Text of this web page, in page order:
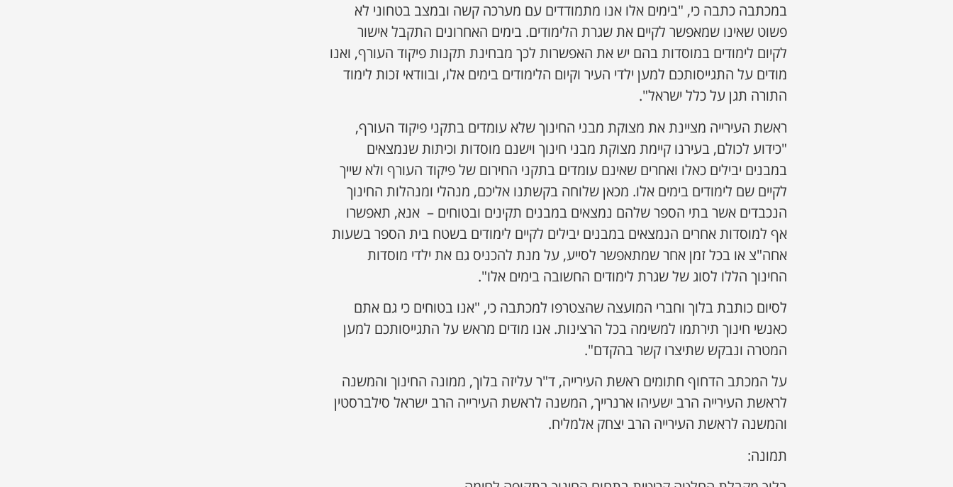
במכתבה כתבה כי, "בימים אלו אנו מתמודדים עם מערכה קשה ובמצב בטחוני לא
פשוט שאינו שמאפשר לקיים את שגרת הלימודים. בימים האחרונים התקבל אישור
לקיום לימודים במוסדות בהם יש את האפשרות לכך מבחינת תקנות פיקוד העורף, ואנו
מודים על התגייסותכם למען ילדי העיר וקיום הלימודים בימים אלו, ובוודאי זכות לימוד
התורה תגן על כלל ישראל".
ראשת העירייה מציינת את מצוקת מבני החינוך שלא עומדים בתקני פיקוד העורף,
"כידוע לכולם, בעירנו קיימת מצוקת מבני חינוך וישנם מוסדות וכיתות שנמצאים
במבנים יבילים כאלו ואחרים שאינם עומדים בתקני החירום של פיקוד העורף ולא שייך
לקיים שם לימודים בימים אלו. מכאן שלוחה בקשתנו אליכם, מנהלי ומנהלות החינוך
הנכבדים אשר בתי הספר שלהם נמצאים במבנים תקינים ובטוחים – אנא, תאפשרו
אף למוסדות אחרים הנמצאים במבנים יבילים לקיים לימודים בשטח בית הספר בשעות
אחה"צ או בכל זמן אחר שמתאפשר לסייע, על מנת להכניס גם את ילדי מוסדות
החינוך הללו לסוג של שגרת לימודים החשובה בימים אלו".
לסיום כותבת בלוך וחברי המועצה שהצטרפו למכתבה כי, "אנו בטוחים כי גם אתם
כאנשי חינוך תירתמו למשימה בכל הרצינות. אנו מודים מראש על התגייסותכם למען
המטרה ונבקש שתיצרו קשר בהקדם".
על המכתב הדחוף חתומים ראשת העירייה, ד"ר עליזה בלוך, ממונה החינוך והמשנה
לראשת העירייה הרב ישעיהו ארנרייך, המשנה לראשת העירייה הרב ישראל סילברסטין
והמשנה לראשת העירייה הרב יצחק אלמליח.
תמונה: